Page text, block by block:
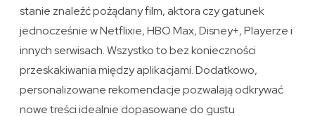
stanie znaleźć pożądany film, aktora czy gatunek
jednocześnie w Netflixie, HBO Max, Disney+, Playerze i
innych serwisach. Wszystko to bez konieczności
przeskakiwania między aplikacjami. Dodatkowo,
personalizowane rekomendacje pozwalają odkrywać
nowe treści idealnie dopasowane do gustu